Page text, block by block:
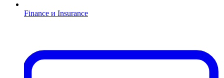
Finance и Insurance